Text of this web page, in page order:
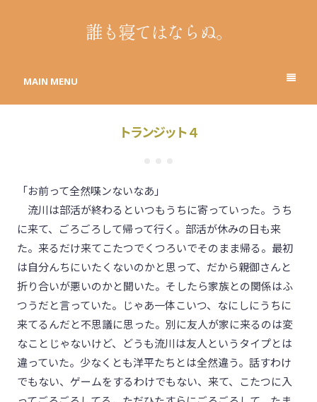
誰も寝てはならぬ。
MAIN MENU
トランジット４
「お前って全然喋ンないなあ」
流川は部活が終わるといつもうちに寄っていった。うち
に来て、ごろごろして帰って行く。部活が休みの日も来
た。来るだけ来てこたつでくつろいでそのまま帰る。最初
は自分んちにいたくないのかと思って、だから親御さんと
折り合いが悪いのかと聞いた。そしたら家族との関係はふ
つうだと言っていた。じゃあ一体こいつ、なにしにうちに
来てるんだと不思議に思った。別に友人が家に来るのは変
なことじゃないけど、どうも流川は友人というタイプとは
違っていた。少なくとも洋平たちとは全然違う。話すわけ
でもない、ゲームをするわけでもない、来て、こたつに入